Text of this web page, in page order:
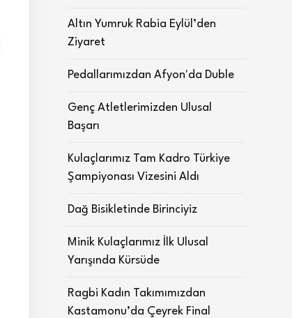
Altın Yumruk Rabia Eylül’den
Ziyaret
Pedallarımızdan Afyon'da Duble
Genç Atletlerimizden Ulusal
Başarı
Kulaçlarımız Tam Kadro Türkiye
Şampiyonası Vizesini Aldı
Dağ Bisikletinde Birinciyiz
Minik Kulaçlarımız İlk Ulusal
Yarışında Kürsüde
Ragbi Kadın Takımımızdan
Kastamonu’da Çeyrek Final